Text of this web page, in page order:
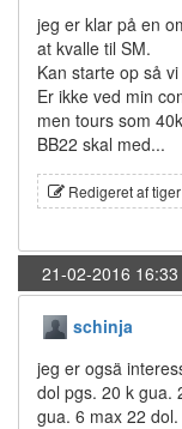
jeg er klar på en
at kvalle til SM.
Kan starte op så
Er ikke ved min
men tours som
BB22 skal med...
Redigeret af
21-02-2016 16:33
schinja
jeg er ogsä
dol pgs. 20 k gua.
gua. 6 max 22